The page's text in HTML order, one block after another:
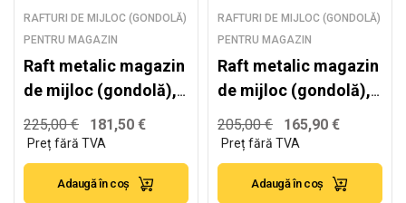
RAFTURI DE MIJLOC (GONDOLĂ)
PENTRU MAGAZIN
Raft metalic magazin
de mijloc (gondolă),
alb – H:2235mm x
L:1000mm x B:500mm
225,00€ 181,50 €
Adaugă în coș
RAFTURI DE MIJLOC (GONDOLĂ)
PENTRU MAGAZIN
Raft metalic magazin
de mijloc (gondolă),
alb – H:2235mm x
L:1000mm x B:500mm
+ 4x400mm
205,00€ 165,90 €
Adaugă în coș